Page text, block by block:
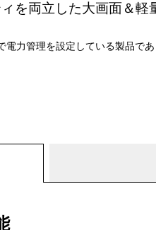
を両立した大画面＆軽
力管理を設定している製品であ